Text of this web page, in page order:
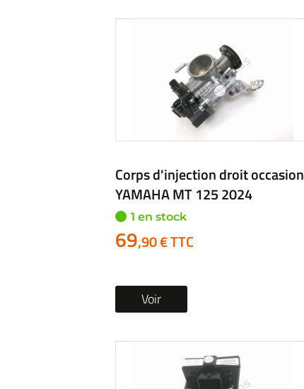
Corps d'injection droit occasion
YAMAHA MT 125 2024
1 en stock
69,90 € TTC
Voir